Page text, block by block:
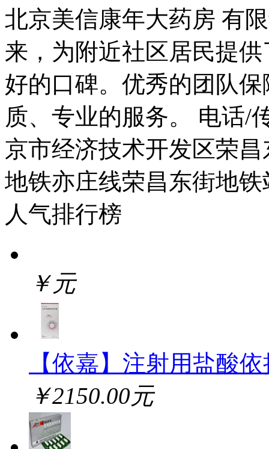
北京美信康年大药房 有
来，为附近社区居民提
好的口碑。优秀的团队
质、专业的服务。 电话/
京市经济技术开发区荣
地铁亦庄线荣昌东街地
人气排行榜
￥元
【依嘉】注射用盐酸
￥2150.00元